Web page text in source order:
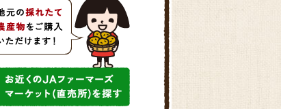
かぼちゃのとろーりクリームコ
ロッケ